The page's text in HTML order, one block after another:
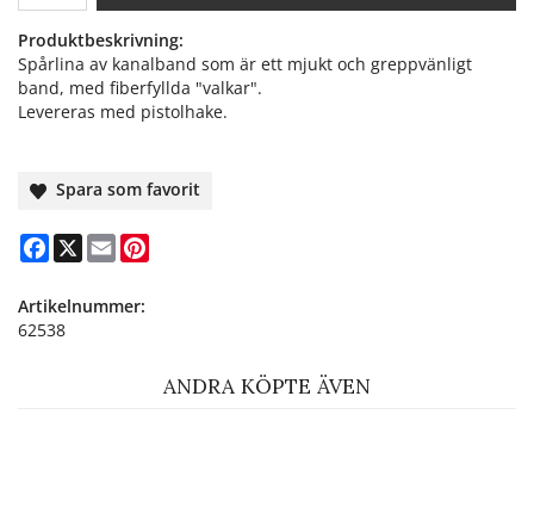
Produktbeskrivning:
Spårlina av kanalband som är ett mjukt och greppvänligt
band, med fiberfyllda "valkar".
Levereras med pistolhake.
Spara som favorit
Facebook
X Email
Artikelnummer:
62538
ANDRA KÖPTE ÄVEN